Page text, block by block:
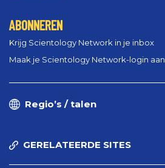
ABONNEREN
Krijg Scientology Network in je inbox
Maak je Scientology Network-login aan
Regio’s / talen
GERELATEERDE SITES